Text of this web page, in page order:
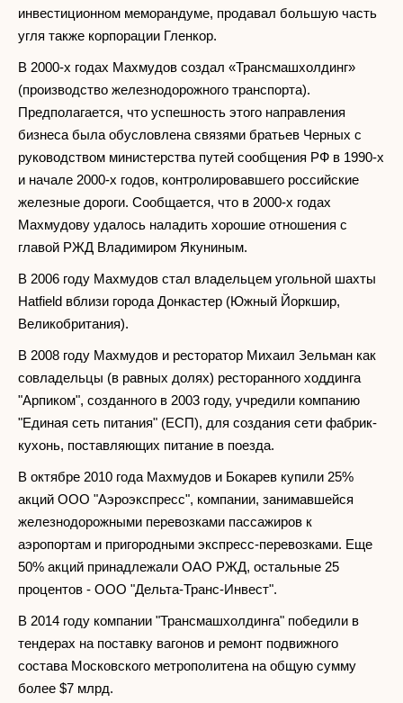
инвестиционном меморандуме, продавал большую часть
угля также корпорации Гленкор.
В 2000-х годах Махмудов создал «Трансмашхолдинг»
(производство железнодорожного транспорта).
Предполагается, что успешность этого направления
бизнеса была обусловлена связями братьев Черных с
руководством министерства путей сообщения РФ в 1990-х
и начале 2000-х годов, контролировавшего российские
железные дороги. Сообщается, что в 2000-х годах
Махмудову удалось наладить хорошие отношения с
главой РЖД Владимиром Якуниным.
В 2006 году Махмудов стал владельцем угольной шахты
Hatfield вблизи города Донкастер (Южный Йоркшир,
Великобритания).
В 2008 году Махмудов и ресторатор Михаил Зельман как
совладельцы (в равных долях) ресторанного ходдинга
"Арпиком", созданного в 2003 году, учредили компанию
"Единая сеть питания" (ЕСП), для создания сети фабрик-
кухонь, поставляющих питание в поезда.
В октябре 2010 года Махмудов и Бокарев купили 25%
акций ООО "Аэроэкспресс", компании, занимавшейся
железнодорожными перевозками пассажиров к
аэропортам и пригородными экспресс-перевозками. Еще
50% акций принадлежали ОАО РЖД, остальные 25
процентов - ООО "Дельта-Транс-Инвест".
В 2014 году компании "Трансмашхолдинга" победили в
тендерах на поставку вагонов и ремонт подвижного
состава Московского метрополитена на общую сумму
более $7 млрд.